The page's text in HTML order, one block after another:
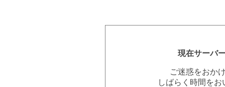
現在サーバ
ご迷惑をおか
しばらく時間を